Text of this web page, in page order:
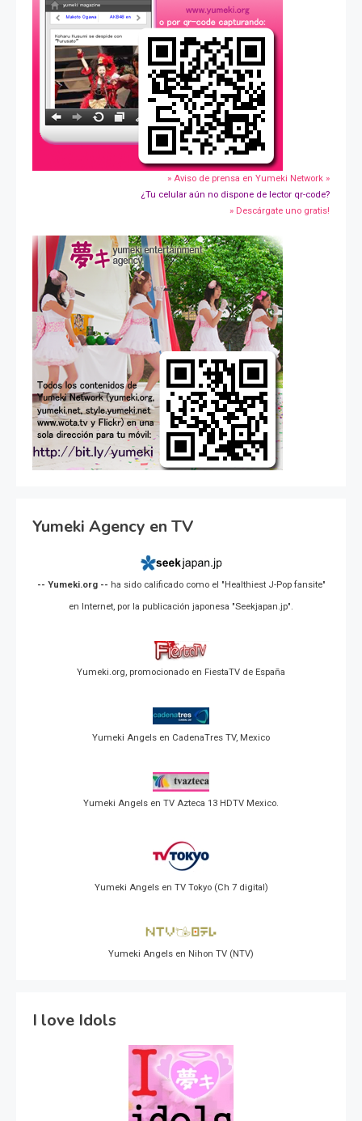
» Aviso de prensa en Yumeki Network »
¿Tu celular aún no dispone de lector qr-code?
» Descárgate uno gratis!
Yumeki Agency en TV
-- Yumeki.org -- ha sido calificado como el "Healthiest J-Pop fansite"
en Internet, por la publicación japonesa "Seekjapan.jp".
Yumeki.org, promocionado en FiestaTV de España
Yumeki Angels en CadenaTres TV, Mexico
Yumeki Angels en TV Azteca 13 HDTV Mexico.
Yumeki Angels en TV Tokyo (Ch 7 digital)
Yumeki Angels en Nihon TV (NTV)
I love Idols